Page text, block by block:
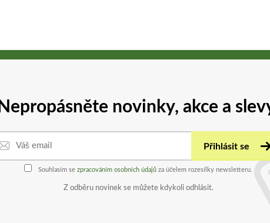
Nepropásněte novinky, akce a
Přihlásit se
Souhlasím se zpracováním osobních údajů za účelem rozesílky newsletteru.
Z odběru novinek se můžete kdykoli odhlásit.